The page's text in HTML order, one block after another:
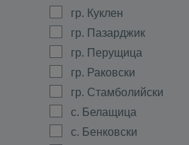
гр. Куклен
гр. Пазарджик
гр. Перущица
гр. Раковски
гр. Стамболийски
с. Белащица
с. Бенковски